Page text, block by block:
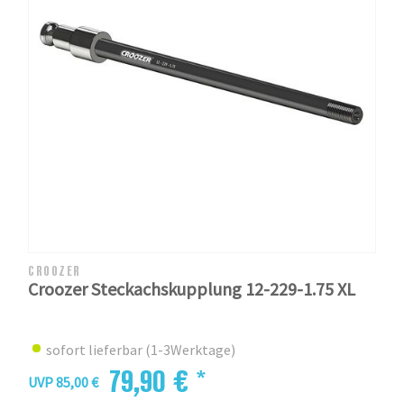
CROOZER
Croozer Steckachskupplung 12-229-1.75 XL
sofort lieferbar (1-3Werktage)
UVP 85,00 €
79,90 € *